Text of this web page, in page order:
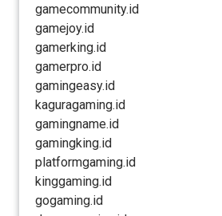
gamecommunity.id
gamejoy.id
gamerking.id
gamerpro.id
gamingeasy.id
kaguragaming.id
gamingname.id
gamingking.id
platformgaming.id
kinggaming.id
gogaming.id